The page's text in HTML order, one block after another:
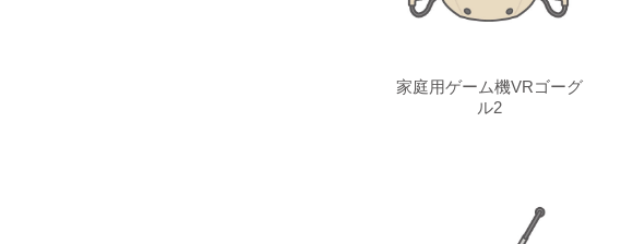
家庭用ゲーム機VRゴーグ
ル2